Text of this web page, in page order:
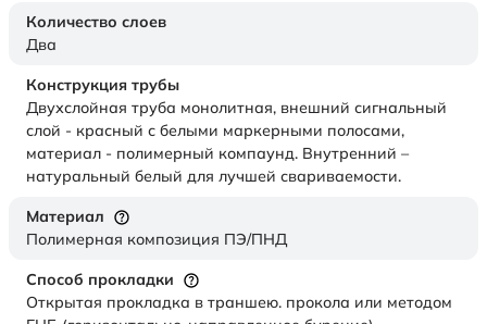
Количество слоев
Два
Конструкция трубы
Двухслойная труба монолитная, внешний сигнальный
слой - красный с белыми маркерными полосами,
материал - полимерный компаунд. Внутренний –
натуральный белый для лучшей свариваемости.
Материал
Полимерная композиция ПЭ/ПНД
Способ прокладки
Открытая прокладка в траншею. прокола или методом